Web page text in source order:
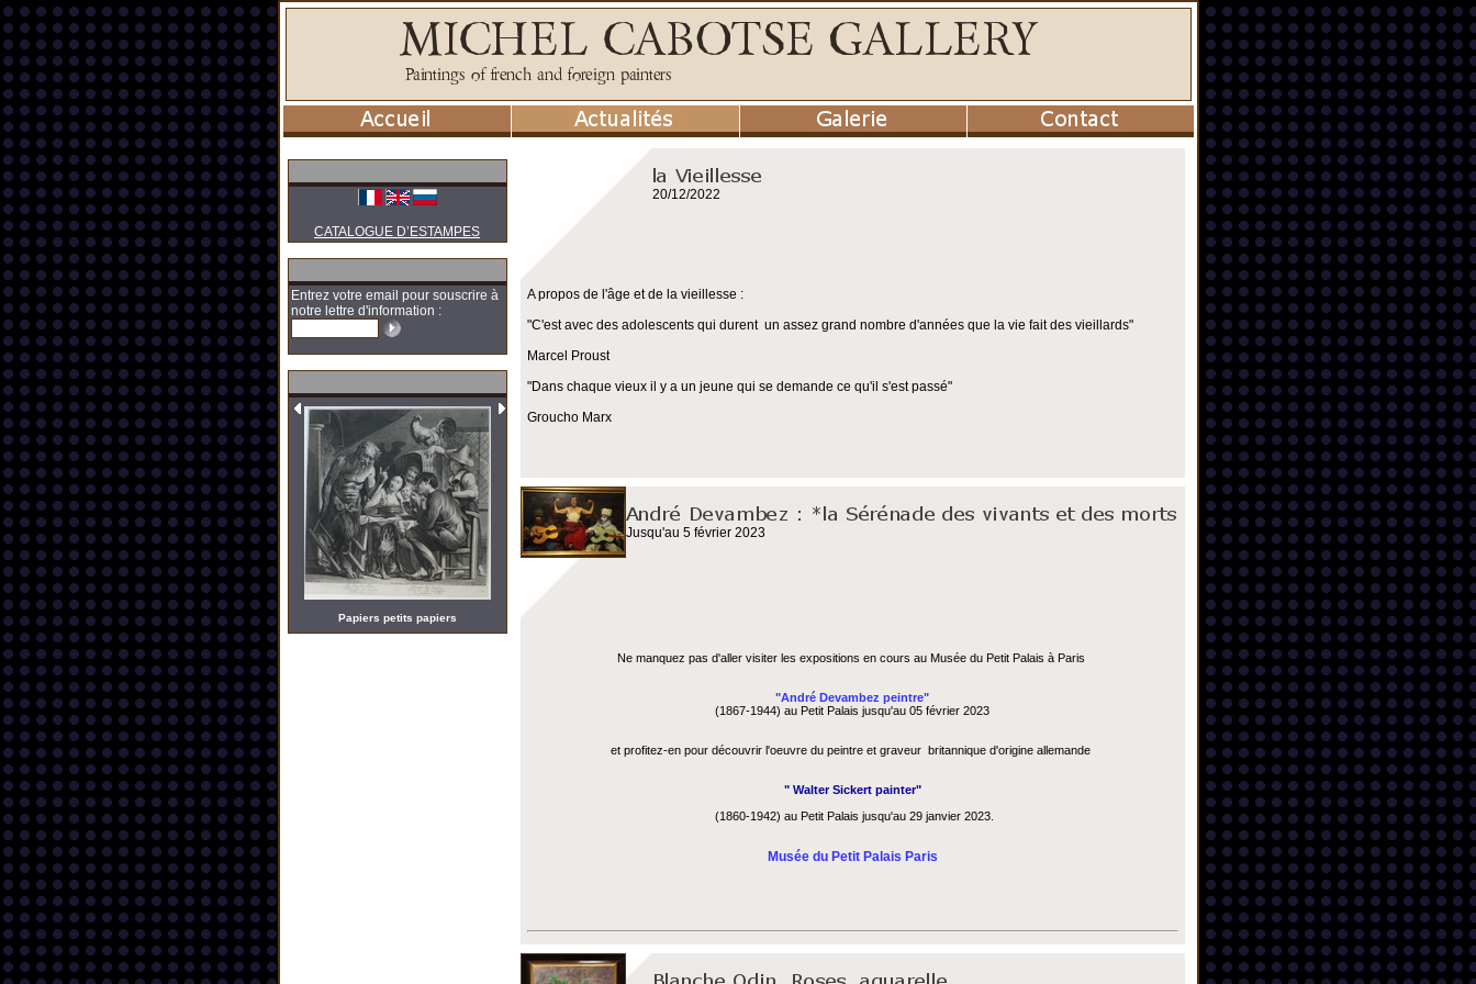
CATALOGUE D’ESTAMPES
Entrez votre email pour souscrire à
notre lettre d'information :
Papiers petits papiers
20/12/2022
A propos de l'âge et de la vieillesse :
"C'est avec des adolescents qui durent un assez grand nombre d'années que la vie fait des vieillards"
Marcel Proust
"Dans chaque vieux il y a un jeune qui se demande ce qu'il s'est passé"
Groucho Marx
Jusqu'au 5 février 2023
Ne manquez pas d'aller visiter les expositions en cours au Musée du Petit Palais à Paris
"André Devambez peintre"
(1867-1944) au Petit Palais jusqu'au 05 février 2023
et profitez-en pour découvrir l'oeuvre du peintre et graveur britannique d'origine allemande
" Walter Sickert painter"
(1860-1942) au Petit Palais jusqu'au 29 janvier 2023.
Musée du Petit Palais Paris